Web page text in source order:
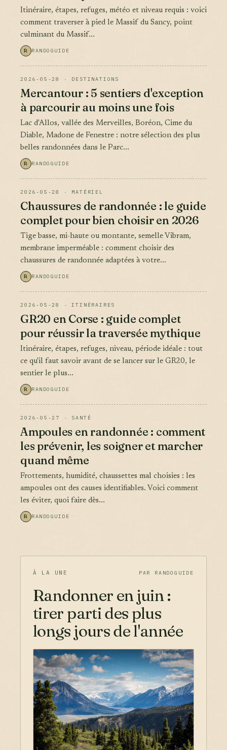
Itinéraire, étapes, refuges, météo et niveau requis : voici
comment traverser à pied le Massif du Sancy, point
culminant du Massif...
R RANDOGUIDE
2026-05-28 · DESTINATIONS
Mercantour : 5 sentiers d'exception
à parcourir au moins une fois
Lac d'Allos, vallée des Merveilles, Boréon, Cime du
Diable, Madone de Fenestre : notre sélection des plus
belles randonnées dans le Parc...
R RANDOGUIDE
2026-05-28 · MATÉRIEL
Chaussures de randonnée : le guide
complet pour bien choisir en 2026
Tige basse, mi-haute ou montante, semelle Vibram,
membrane imperméable : comment choisir des
chaussures de randonnée adaptées à votre...
R RANDOGUIDE
2026-05-28 · ITINÉRAIRES
GR20 en Corse : guide complet
pour réussir la traversée mythique
Itinéraire, étapes, refuges, niveau, période idéale : tout
ce qu'il faut savoir avant de se lancer sur le GR20, le
sentier le plus...
R RANDOGUIDE
2026-05-27 · SANTÉ
Ampoules en randonnée : comment
les prévenir, les soigner et marcher
quand même
Frottements, humidité, chaussettes mal choisies : les
ampoules ont des causes identifiables. Voici comment
les éviter, quoi faire dès...
R RANDOGUIDE
À LA UNE PAR RANDOGUIDE
Randonner en juin :
tirer parti des plus
longs jours de l'année